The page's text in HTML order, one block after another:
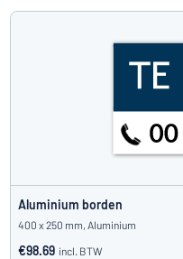
Aluminium borden
400 x 250 mm, Aluminium
€98.69 incl. BTW